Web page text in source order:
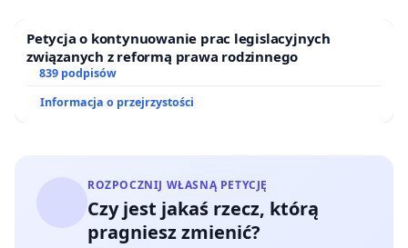
Petycja o kontynuowanie prac legislacyjnych
związanych z reformą prawa rodzinnego
839 podpisów
Informacja o przejrzystości
ROZPOCZNIJ WŁASNĄ PETYCJĘ
Czy jest jakaś rzecz, którą
pragniesz zmienić?